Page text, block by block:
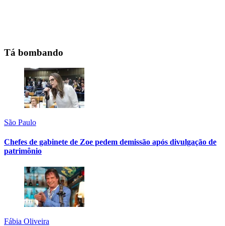
Tá bombando
São Paulo
Chefes de gabinete de Zoe pedem demissão após divulgação de
patrimônio
Fábia Oliveira